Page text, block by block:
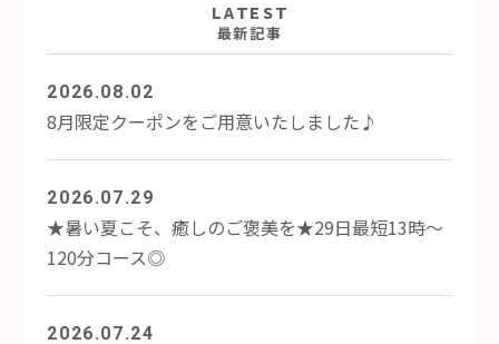
LATEST
最新記事
2026.08.02
8月限定クーポンをご用意いたしました♪
2026.07.29
★暑い夏こそ、癒しのご褒美を★29日最短13時～
120分コース◎
2026.07.24